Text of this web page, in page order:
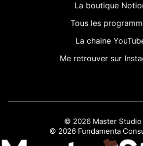
La boutique
Tous les
La chaine
Me retrouver sur
© 2026 Master Studio
© 2026 Fundamenta